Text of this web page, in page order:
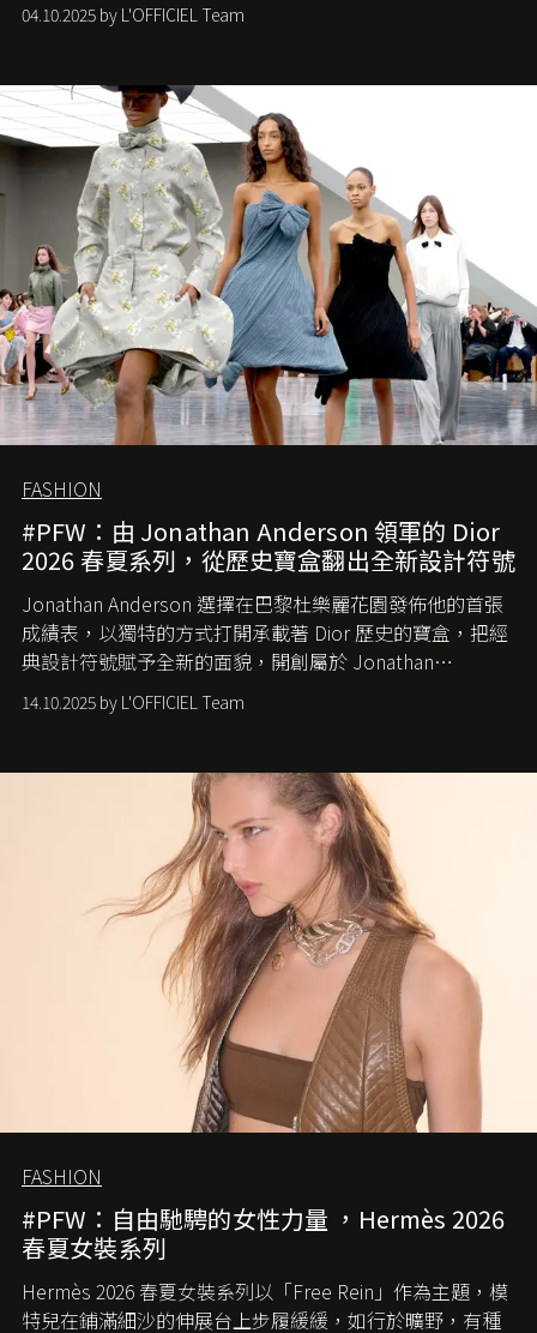
難已救回，開雲集團任命成功曾翻轉 Balenciaga 的愛將
團市值一日蒸發 30 億美元，大眾擔心走得太前的 Demna
會忽略品牌的美學基礎，最後變成三不像。而從剛剛推出
的首作所造成的話題及關注度，我們便知道 Demna 沒這麼
簡單，一個嶄新的 Gucci 時代已經展開！
04.10.2025 by L'OFFICIEL Team
FASHION
#PFW：由 Jonathan Anderson 領軍的 Dior
2026 春夏系列，從歷史寶盒翻出全新設計符號
Jonathan Anderson 選擇在巴黎杜樂麗花園發佈他的首張
成績表，以獨特的方式打開承載著 Dior 歷史的寶盒，把經
典設計符號賦予全新的面貌，開創屬於 Jonathan
Anderson 的 Dior 時代。
14.10.2025 by L'OFFICIEL Team
FASHION
#PFW：自由馳騁的女性力量 ，Hermès 2026
春夏女裝系列
Hermès 2026 春夏女裝系列以「Free Rein」作為主題，模
特兒在鋪滿細沙的伸展台上步履緩緩，如行於曠野，有種